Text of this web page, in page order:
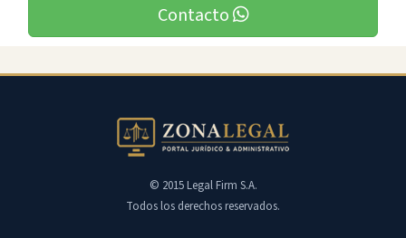
Contacto
© 2015 Legal Firm S.A.
Todos los derechos reservados.